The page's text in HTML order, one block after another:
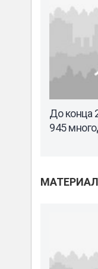
До конца
945